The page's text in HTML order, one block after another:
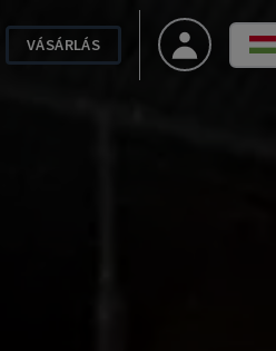
VÁSÁRLÁS